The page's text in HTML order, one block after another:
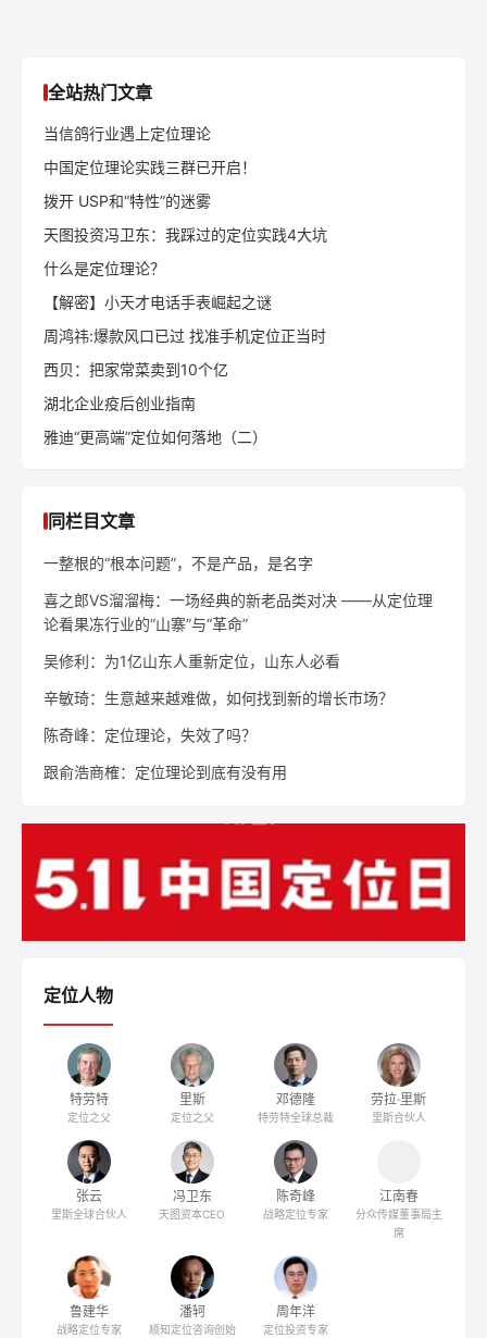
全站热门文章
当信鸽行业遇上定位理论
中国定位理论实践三群已开启！
拨开 USP和“特性”的迷雾
天图投资冯卫东：我踩过的定位实践4大坑
什么是定位理论？
【解密】小天才电话手表崛起之谜
周鸿祎:爆款风口已过 找准手机定位正当时
西贝：把家常菜卖到10个亿
湖北企业疫后创业指南
雅迪“更高端”定位如何落地（二）
同栏目文章
一整根的“根本问题”，不是产品，是名字
喜之郎VS溜溜梅：一场经典的新老品类对决 ——从定位理
论看果冻行业的“山寨”与“革命”
吴修利：为1亿山东人重新定位，山东人必看
辛敏琦：生意越来越难做，如何找到新的增长市场？
陈奇峰：定位理论，失效了吗？
跟俞浩商榷：定位理论到底有没有用
定位人物
特劳特
定位之父
里斯
定位之父
邓德隆
特劳特全球总裁
劳拉·里斯
里斯合伙人
张云
里斯全球合伙人
冯卫东
天图资本CEO
陈奇峰
战略定位专家
江南春
分众传媒董事局主
席
鲁建华
战略定位专家
潘轲
顺知定位咨询创始
周年洋
定位投资专家